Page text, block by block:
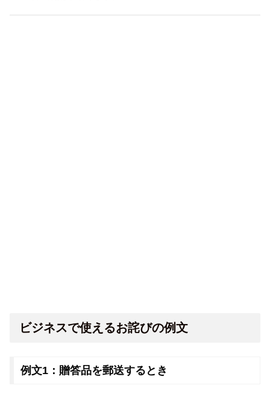
ビジネスで使えるお詫びの例文
例文1：贈答品を郵送するとき